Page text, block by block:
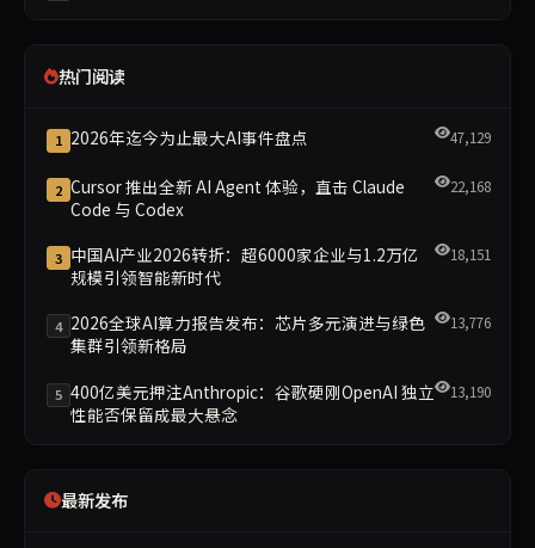
热门阅读
1 2026年迄今为止最大AI事件盘点 47,129
2 Cursor 推出全新 AI Agent 体验，直击 Claude
Code 与 Codex
22,168
3 中国AI产业2026转折：超6000家企业与1.2万亿
规模引领智能新时代
18,151
4 2026全球AI算力报告发布：芯片多元演进与绿色
集群引领新格局
13,776
5 400亿美元押注Anthropic：谷歌硬刚OpenAI 独立
性能否保留成最大悬念
13,190
最新发布